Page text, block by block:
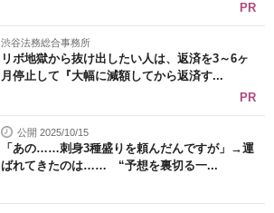
PR
渋谷法務総合事務所
リボ地獄から抜け出したい人は、返済を3～6ヶ
月停止して『大幅に減額してから返済す...
PR
公開 2025/10/15
「あの……刺身3種盛りを頼んだんですが」→運
ばれてきたのは…… “予想を裏切る一...